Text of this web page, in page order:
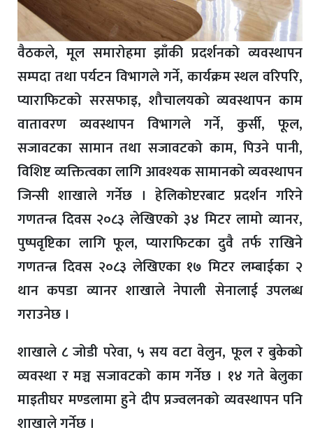
वैठकले, मूल समारोहमा झाँकी प्रदर्शनको व्यवस्थापन
सम्पदा तथा पर्यटन विभागले गर्ने, कार्यक्रम स्थल वरिपरि,
प्याराफिटको सरसफाइ, शौचालयको व्यवस्थापन काम
वातावरण व्यवस्थापन विभागले गर्ने, कुर्सी, फूल,
सजावटका सामान तथा सजावटको काम, पिउने पानी,
विशिष्ट व्यक्तित्वका लागि आवश्यक सामानको व्यवस्थापन
जिन्सी शाखाले गर्नेछ । हेलिकोप्टरबाट प्रदर्शन गरिने
गणतन्त्र दिवस २०८३ लेखिएको ३४ मिटर लामो व्यानर,
पुष्पवृष्टिका लागि फूल, प्याराफिटका दुवै तर्फ राखिने
गणतन्त्र दिवस २०८३ लेखिएका १७ मिटर लम्बाईका २
थान कपडा व्यानर शाखाले नेपाली सेनालाई उपलब्ध
गराउनेछ ।
शाखाले ८ जोडी परेवा, ५ सय वटा वेलुन, फूल र बुकेको
व्यवस्था र मञ्च सजावटको काम गर्नेछ । १४ गते बेलुका
माइतीघर मण्डलामा हुने दीप प्रज्वलनको व्यवस्थापन पनि
शाखाले गर्नेछ ।